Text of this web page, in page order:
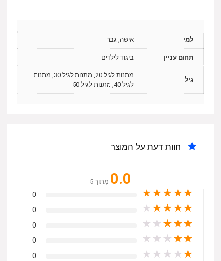
למי אישה, גבר
תחום עניין ביגוד לילדים
גיל
מתנות לגיל 20, מתנות לגיל 30, מתנות
לגיל 40, מתנות לגיל 50
חוות דעת על המוצר
0.0 מִתוֹך 5
★
★
★
★
★
0
★
★
★
★
★
0
★
★
★
★
★
0
★
★
★
★
★
0
★
★
★
★
★
0